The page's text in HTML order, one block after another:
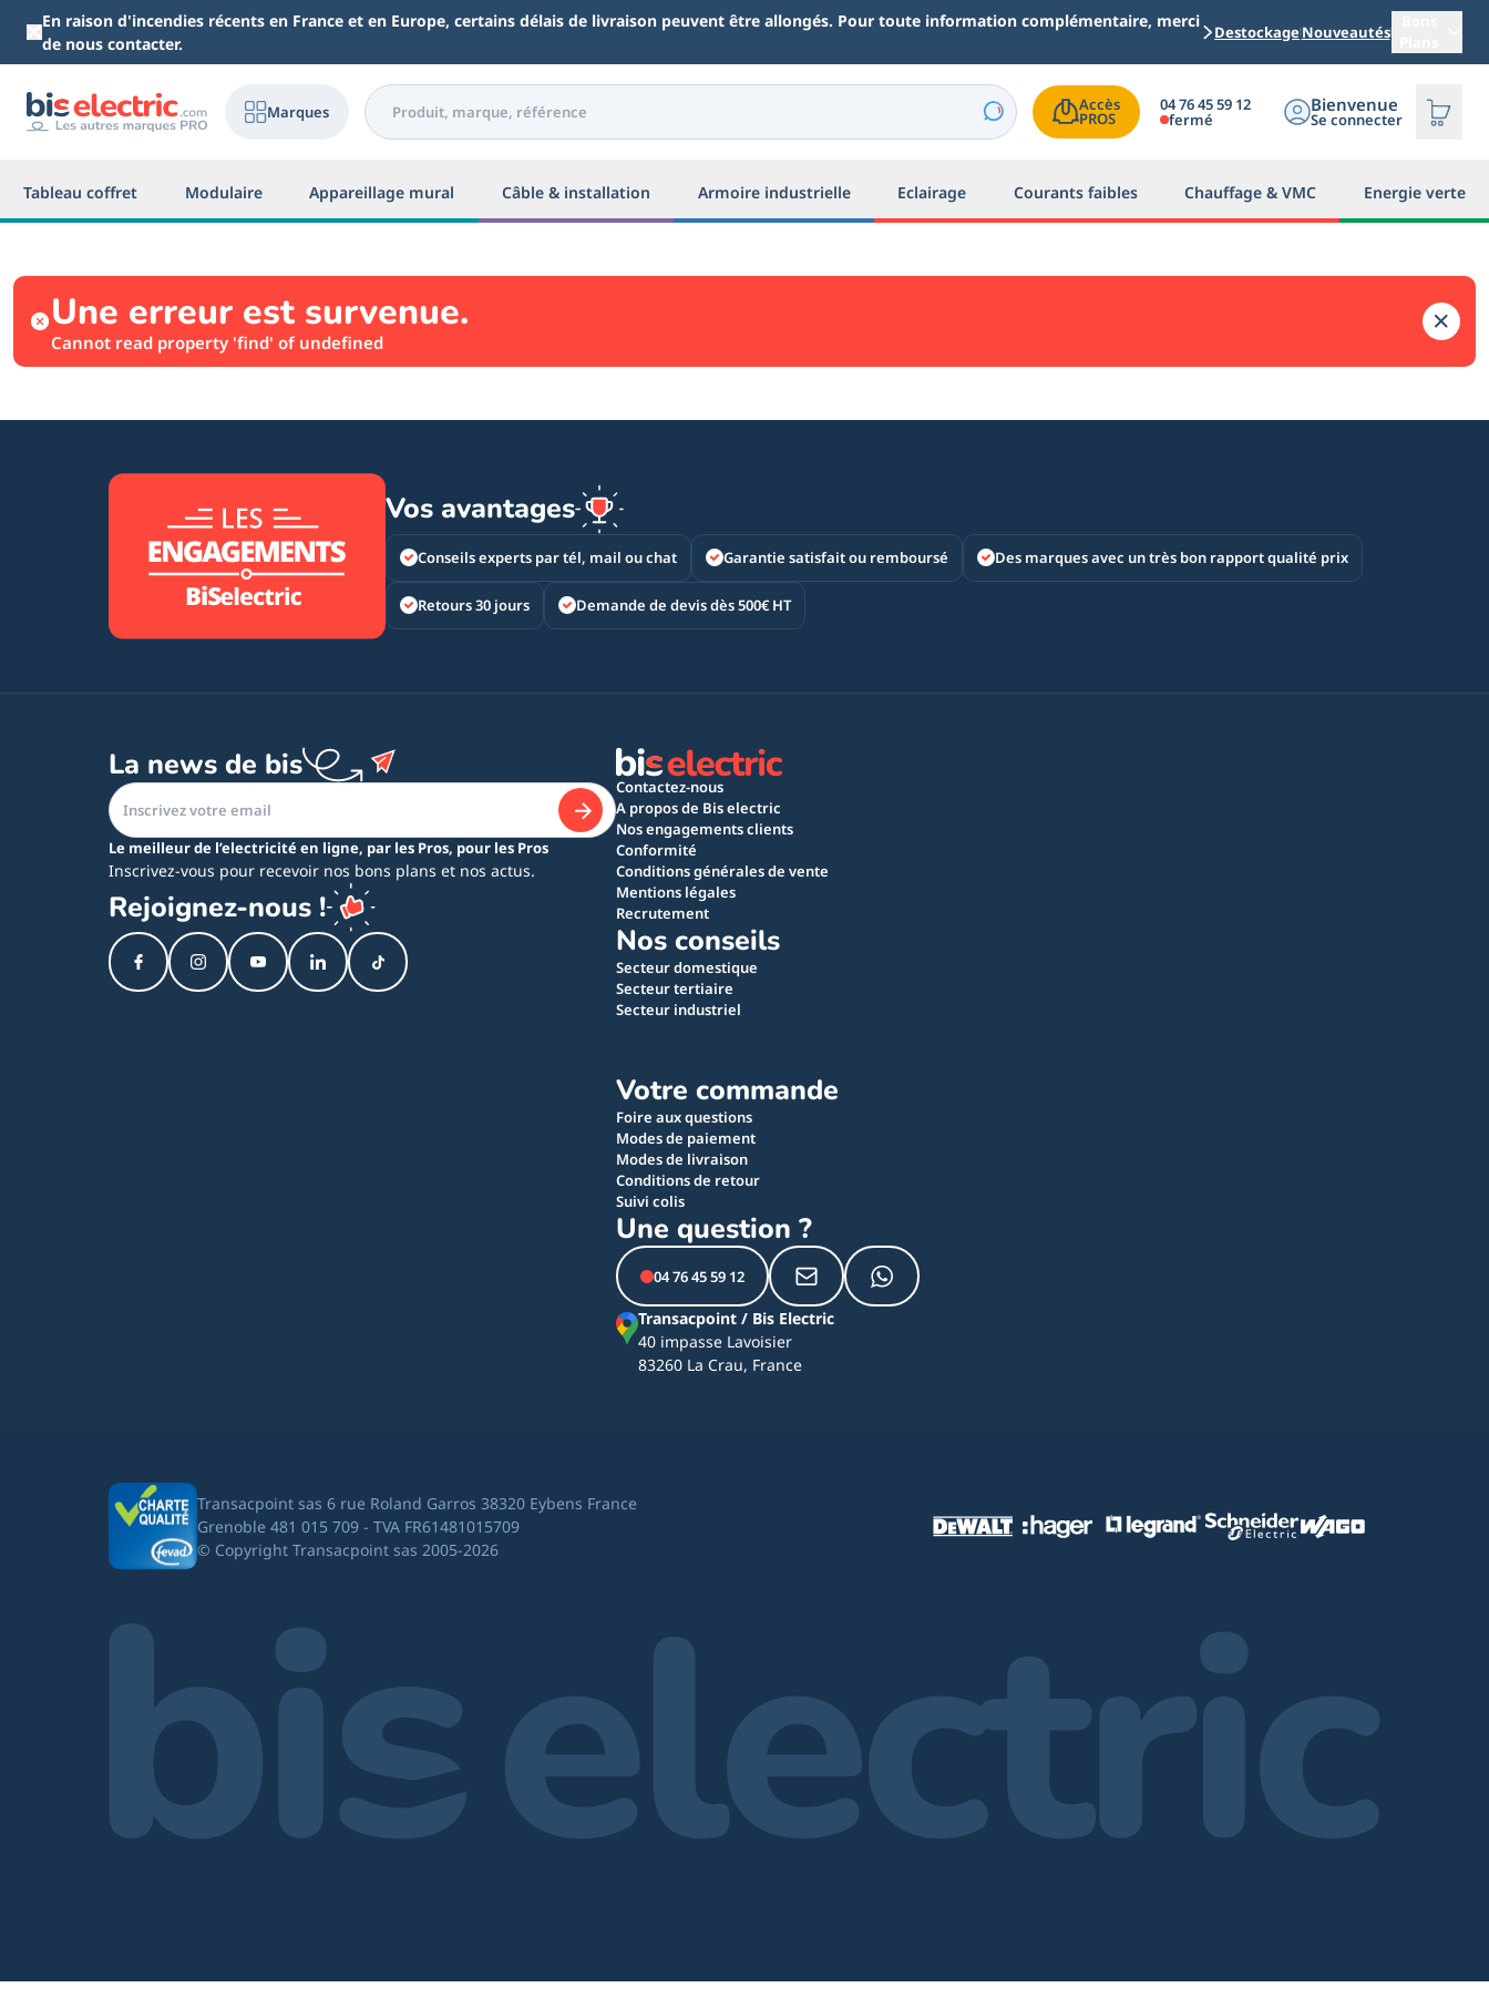
Aller au contenu principal
En raison d'incendies récents en France et en Europe, certains délais de livraison peuvent être allongés. Pour toute information complémentaire, merci
de nous contacter.
DestockageNouveautés
Marques Accès
PROS
04 76 45 59 12
fermé
Bienvenue
Se connecter
Tableau coffret Modulaire Appareillage mural Câble & installation Armoire industrielle Eclairage Courants faibles Chauffage & VMC Energie verte
Une erreur est survenue.
Cannot read property 'find' of undefined
Vos avantages
Conseils experts par tél, mail ou chat Garantie satisfait ou remboursé Des marques avec un très bon rapport qualité prix
Retours 30 jours Demande de devis dès 500€ HT
La news de bis
Le meilleur de l’electricité en ligne, par les Pros, pour les Pros
Inscrivez-vous pour recevoir nos bons plans et nos actus.
Rejoignez-nous !
Contactez-nous
A propos de Bis electric
Nos engagements clients
Conformité
Conditions générales de vente
Mentions légales
Recrutement
Nos conseils
Secteur domestique
Secteur tertiaire
Secteur industriel
Votre commande
Foire aux questions
Modes de paiement
Modes de livraison
Conditions de retour
Suivi colis
Une question ?
04 76 45 59 12
Transacpoint / Bis Electric
40 impasse Lavoisier
83260 La Crau, France
Transacpoint sas 6 rue Roland Garros 38320 Eybens France
Grenoble 481 015 709 - TVA FR61481015709
© Copyright Transacpoint sas 2005-2026